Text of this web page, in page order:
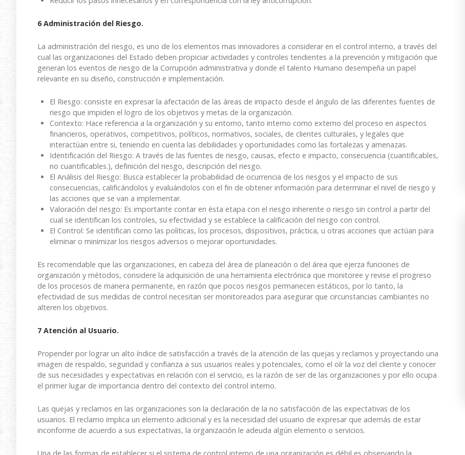
6 Administración del Riesgo.
La administración del riesgo, es uno de los elementos mas innovadores a considerar en el control interno, a través del
cual las organizaciones del Estado deben propiciar actividades y controles tendientes a la prevención y mitigación que
generan los eventos de riesgo de la Corrupción administrativa y donde el talento Humano desempeña un papel
relevante en su diseño, construcción e implementación.
El Riesgo: consiste en expresar la afectación de las áreas de impacto desde el ángulo de las diferentes fuentes de
riesgo que impiden el logro de los objetivos y metas de la organización.
Contexto: Hace referencia a la organización y su entorno, tanto interno como externo del proceso en aspectos
financieros, operativos, competitivos, políticos, normativos, sociales, de clientes culturales, y legales que
interactúan entre si, teniendo en cuenta las debilidades y oportunidades como las fortalezas y amenazas.
Identificación del Riesgo: A través de las fuentes de riesgo, causas, efecto e impacto, consecuencia (cuantificables,
no cuantificables.), definición del riesgo, descripción del riesgo.
El Análisis del Riesgo: Busca establecer la probabilidad de ocurrencia de los riesgos y el impacto de sus
consecuencias, calificándolos y evaluándolos con el fin de obtener información para determinar el nivel de riesgo y
las acciones que se van a implementar.
Valoración del riesgo: Es importante contar en ésta etapa con el riesgo inherente o riesgo sin control a partir del
cual se identifican los controles, su efectividad y se establece la calificación del riesgo con control.
El Control: Se identifican como las políticas, los procesos, dispositivos, práctica, u otras acciones que actúan para
eliminar o minimizar los riesgos adversos o mejorar oportunidades.
Es recomendable que las organizaciones, en cabeza del área de planeación o del área que ejerza funciones de
organización y métodos, considere la adquisición de una herramienta electrónica que monitoree y revise el progreso
de los procesos de manera permanente, en razón que pocos riesgos permanecen estáticos, por lo tanto, la
efectividad de sus medidas de control necesitan ser monitoreados para asegurar que circunstancias cambiantes no
alteren los objetivos.
7 Atención al Usuario.
Propender por lograr un alto índice de satisfacción a través de la atención de las quejas y reclamos y proyectando una
imagen de respaldo, seguridad y confianza a sus usuarios reales y potenciales, como el oír la voz del cliente y conocer
de sus necesidades y expectativas en relación con el servicio, es la razón de ser de las organizaciones y por ello ocupa
el primer lugar de importancia dentro del contexto del control interno.
Las quejas y reclamos en las organizaciones son la declaración de la no satisfacción de las expectativas de los
usuarios. El reclamo implica un elemento adicional y es la necesidad del usuario de expresar que además de estar
inconforme de acuerdo a sus expectativas, la organización le adeuda algún elemento o servicios.